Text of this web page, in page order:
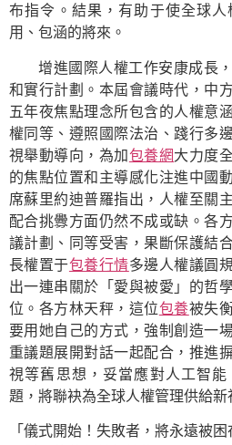
布指令。結果，有助于使全球
用、包涵的將來。
增進國際人權工作安康成長
和實行計劃。本屆會議時代，中
五年夜焦點理念所包含的人權意
權同等、遵照國際法治、踐行多
視舉動導向，為加包養網大力度
的焦點位置和主導感化注進中國
席蘇里約迪普羅指出，人權至關
配合挑釁方面仍然不成或缺。各
議計劃、同等受害，果斷保護結
長權置于包養行情多邊人權議圓
出一連串關於「愛與被愛」的哲
位。各方林天秤，這位包養被失
要用她自己的方式，強制創造一
重議題展開對話一起配合，推進
視等舊思想，妥當應對人工智
題，將聯袂為全球人權管理供給新
「儀式開始！失敗者，將永遠被